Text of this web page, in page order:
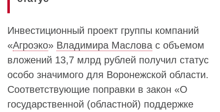
Инвестиционный проект группы компаний
«Агроэко» Владимира Маслова с объемом
вложений 13,7 млрд рублей получил статус
особо значимого для Воронежской области.
Соответствующие поправки в закон «О
государственной (областной) поддержке